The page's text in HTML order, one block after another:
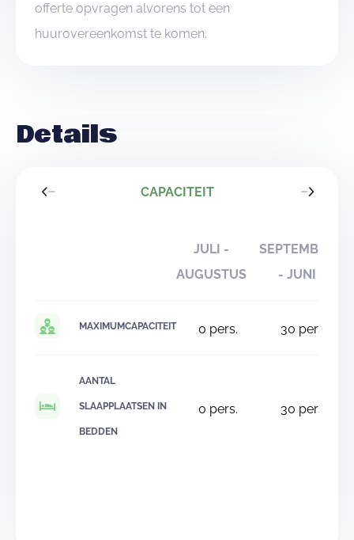
offerte opvragen alvorens tot een
huurovereenkomst te komen.
Details
CAPACITEIT
JULI -
AUGUSTUS
SEPTEMBER
- JUNI
MAXIMUMCAPACITEIT 0 pers. 30 pers.
AANTAL
SLAAPPLAATSEN IN
BEDDEN
0 pers. 30 pers.